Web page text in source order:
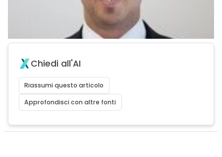
Chiedi all'AI
Riassumi questo articolo
Approfondisci con altre fonti